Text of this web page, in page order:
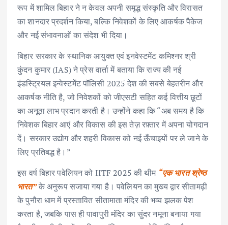
रूप में शामिल बिहार ने न केवल अपनी समृद्ध संस्कृति और विरासत
का शानदार प्रदर्शन किया, बल्कि निवेशकों के लिए आकर्षक पैकेज
और नई संभावनाओं का संदेश भी दिया।
बिहार सरकार के स्थानिक आयुक्त एवं इनवेस्टमेंट कमिश्नर श्री
कुंदन कुमार (IAS) ने प्रेस वार्ता में बताया कि राज्य की नई
इंडस्ट्रियल इन्वेस्टमेंट पॉलिसी 2025 देश की सबसे बेहतरीन और
आकर्षक नीति है, जो निवेशकों को जीएसटी सहित कई वित्तीय छूटों
का अनूठा लाभ प्रदान करती है। उन्होंने कहा कि “अब समय है कि
निवेशक बिहार आएं और विकास की इस तेज़ रफ़्तार में अपना योगदान
दें। सरकार उद्योग और शहरी विकास को नई ऊँचाइयों पर ले जाने के
लिए प्रतिबद्ध है।”
इस वर्ष बिहार पवेलियन को IITF 2025 की थीम “एक भारत श्रेष्ठ
भारत”के अनुरूप सजाया गया है। पवेलियन का मुख्य द्वार सीतामढ़ी
के पुनौरा धाम में प्रस्तावित सीतामाता मंदिर की भव्य झलक पेश
करता है, जबकि पास ही पावापुरी मंदिर का सुंदर नमूना बनाया गया